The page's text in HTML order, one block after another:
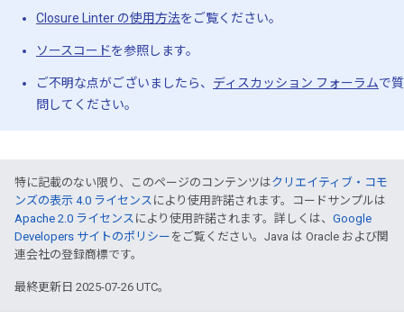
Closure Linter の使用方法をご覧ください。
ソースコードを参照します。
ご不明な点がございましたら、 ディスカッション フォーラムで質
問してください。
特に記載のない限り、このページのコンテンツはクリエイティブ・コモ
ンズの表示 4.0 ライセンス により使用許諾されます。コードサンプルは
Apache 2.0 ライセンス により使用許諾されます。詳しくは、 Google
Developers サイトのポリシー をご覧ください。Java は Oracle および関
連会社の登録商標です。
最終更新日 2025-07-26 UTC。